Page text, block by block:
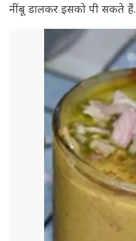
नींबू डालकर इसको पी सकते हैं.